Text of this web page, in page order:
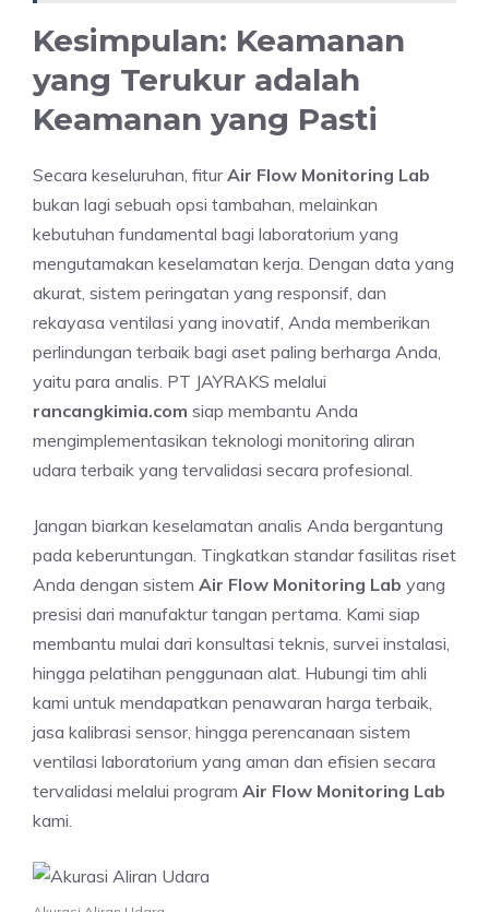
Kesimpulan: Keamanan
yang Terukur adalah
Keamanan yang Pasti
Secara keseluruhan, fiturAir Flow Monitoring Lab
bukan lagi sebuah opsi tambahan, melainkan
kebutuhan fundamental bagi laboratorium yang
mengutamakan keselamatan kerja. Dengan data yang
akurat, sistem peringatan yang responsif, dan
rekayasa ventilasi yang inovatif, Anda memberikan
perlindungan terbaik bagi aset paling berharga Anda,
yaitu para analis. PT JAYRAKS melalui
rancangkimia.com siap membantu Anda
mengimplementasikan teknologi monitoring aliran
udara terbaik yang tervalidasi secara profesional.
Jangan biarkan keselamatan analis Anda bergantung
pada keberuntungan. Tingkatkan standar fasilitas riset
Anda dengan sistem Air Flow Monitoring Lab yang
presisi dari manufaktur tangan pertama. Kami siap
membantu mulai dari konsultasi teknis, survei instalasi,
hingga pelatihan penggunaan alat. Hubungi tim ahli
kami untuk mendapatkan penawaran harga terbaik,
jasa kalibrasi sensor, hingga perencanaan sistem
ventilasi laboratorium yang aman dan efisien secara
tervalidasi melalui program Air Flow Monitoring Lab
kami.